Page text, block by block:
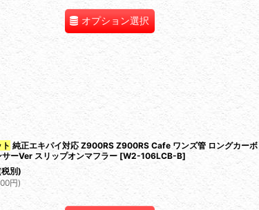
オプション選択
純正エキパイ対応 Z900RS Z900RS Cafe ワンズ管 ロングカーボ
サーVer スリップオンマフラー [W2-106LCB-B]
別)
円)